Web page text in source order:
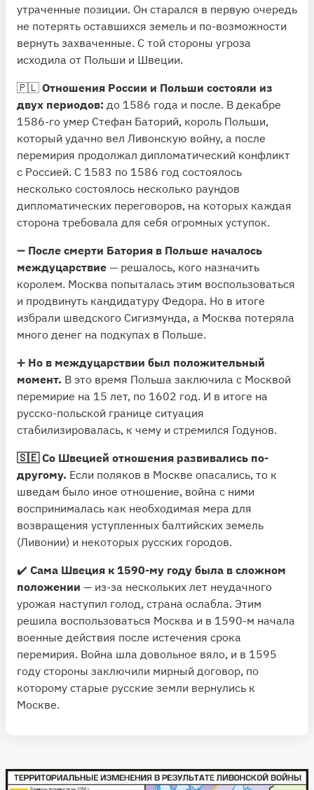
утраченные позиции. Он старался в первую очередь
не потерять оставшихся земель и по-возможности
вернуть захваченные. С той стороны угроза
исходила от Польши и Швеции.
🇵🇱 Отношения России и Польши состояли из
двух периодов: до 1586 года и после. В декабре
1586-го умер Стефан Баторий, король Польши,
который удачно вел Ливонскую войну, а после
перемирия продолжал дипломатический конфликт
с Россией. С 1583 по 1586 год состоялось
несколько состоялось несколько раундов
дипломатических переговоров, на которых каждая
сторона требовала для себя огромных уступок.
➖ После смерти Батория в Польше началось
междуцарствие — решалось, кого назначить
королем. Москва попыталась этим воспользоваться
и продвинуть кандидатуру Федора. Но в итоге
избрали шведского Сигизмунда, а Москва потеряла
много денег на подкупах в Польше.
➕ Но в междуцарствии был положительный
момент. В это время Польша заключила с Москвой
перемирие на 15 лет, по 1602 год. И в итоге на
русско-польской границе ситуация
стабилизировалась, к чему и стремился Годунов.
🇸🇪 Со Швецией отношения развивались по-
другому. Если поляков в Москве опасались, то к
шведам было иное отношение, война с ними
воспринималась как необходимая мера для
возвращения уступленных балтийских земель
(Ливонии) и некоторых русских городов.
✔️ Сама Швеция к 1590-му году была в сложном
положении — из-за нескольких лет неудачного
урожая наступил голод, страна ослабла. Этим
решила воспользоваться Москва и в 1590-м начала
военные действия после истечения срока
перемирия. Война шла довольное вяло, и в 1595
году стороны заключили мирный договор, по
которому старые русские земли вернулись к
Москве.